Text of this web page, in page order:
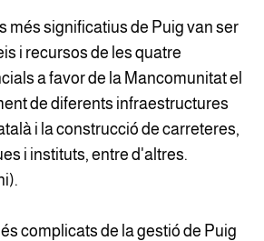
més significatius de Puig van ser
i recursos de les quatre
a favor de la Mancomunitat el
de diferents infraestructures
i la construcció de carreteres,
i instituts, entre d'altres.
complicats de la gestió de Puig